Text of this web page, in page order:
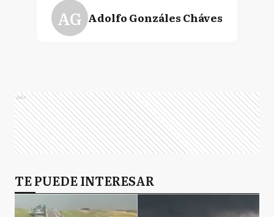
AG Adolfo Gonzáles Cháves
AB Almirante Brown
A Arrecifes
Ads
TE PUEDE INTERESAR